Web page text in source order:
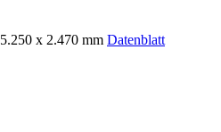
5.250 x 2.470 mm Datenblatt